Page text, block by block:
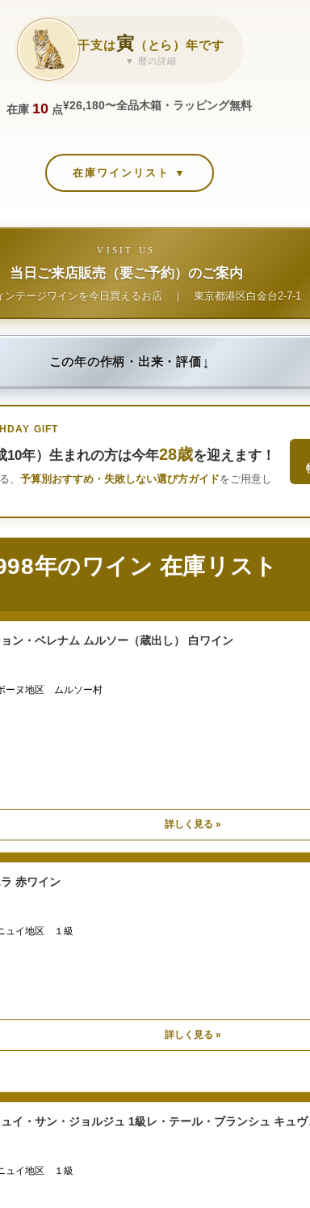
干支は寅 （とら）年です
▼ 暦の詳細
在庫 10 点¥26,180〜全品木箱・ラッピング無料
在庫ワインリスト ▼
VISIT US
当日ご来店販売（要ご予約）のご案内
ンテージワインを今日買えるお店｜ 東京都港区白金台2-7-1
この年の作柄・出来・評価↓
GIFT
10年）生まれの方は今年28歳を迎えます！
、 予算別おすすめ・失敗しない選び方ガイドをご用意し
年のワイン 在庫リスト
ン・ベレナム ムルソー（蔵出し） 白ワイン
ーヌ地区 ムルソー村
詳しく見る »
赤ワイン
ュイ地区 １級
詳しく見る »
イ・サン・ジョルジュ 1級レ・テール・ブランシュ キュ
ュイ地区 １級